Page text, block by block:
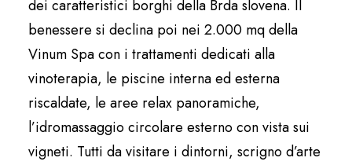
dei caratteristici borghi della Brda slovena. Il
benessere si declina poi nei 2.000 mq della
Vinum Spa con i trattamenti dedicati alla
vinoterapia, le piscine interna ed esterna
riscaldate, le aree relax panoramiche,
l’idromassaggio circolare esterno con vista sui
vigneti. Tutti da visitare i dintorni, scrigno d’arte